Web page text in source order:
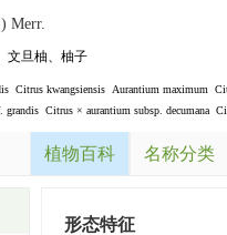
Merr.
文旦柚、 柚子
Citrus kwangsiensis Aurantium maximum
grandis Citrus × aurantium subsp. decumana
植物百科 名称分类
形态特征